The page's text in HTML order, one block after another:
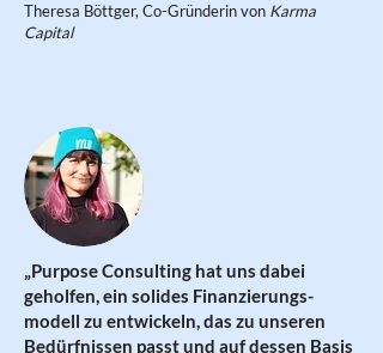
Theresa Böttger, Co-Gründerin von Karma
Capital
„Purpose Consulting hat uns dabei
geholfen, ein solides Finanzierungs-
modell zu entwickeln, das zu unseren
Bedürfnissen passt und auf dessen Basis